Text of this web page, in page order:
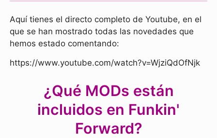
Aquí tienes el directo completo de Youtube, en el
que se han mostrado todas las novedades que
hemos estado comentando:
https://www.youtube.com/watch?v=WjziQdOfNjk
¿Qué MODs están
incluidos en Funkin'
Forward?